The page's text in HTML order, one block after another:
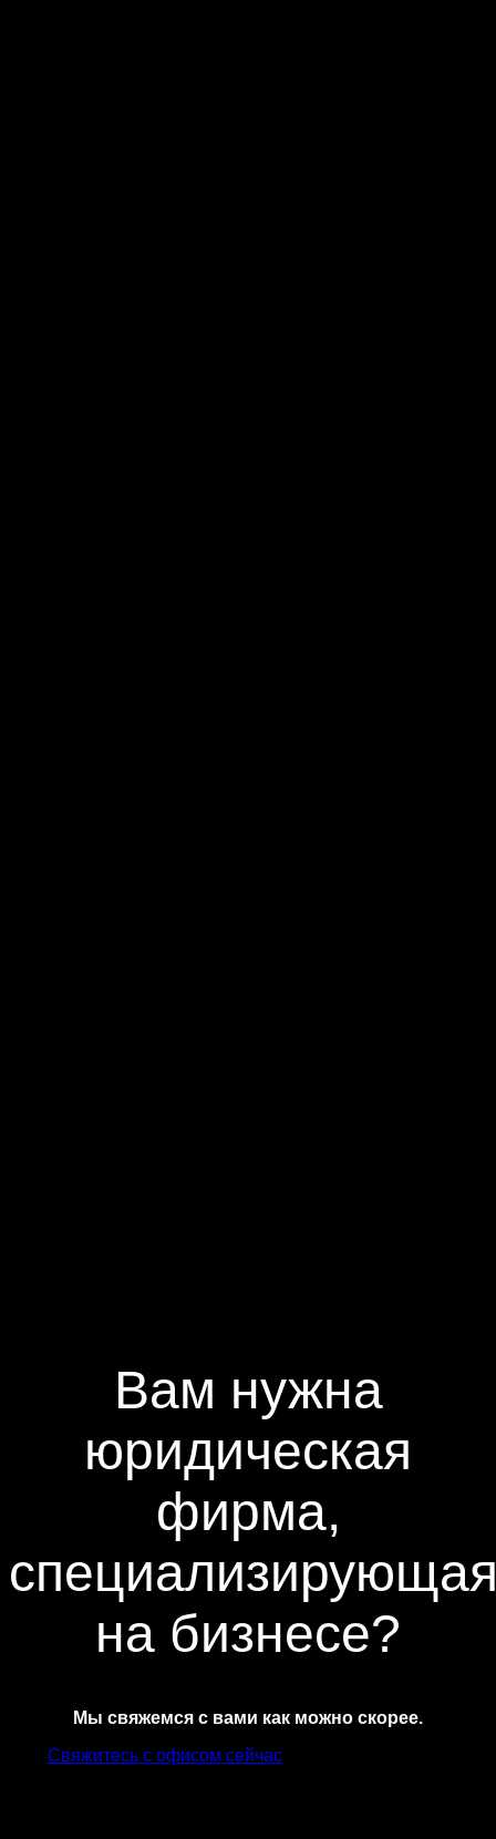
Вам нужна
юридическая
фирма,
на бизнесе?
Мы свяжемся с вами как можно скорее.
Свяжитесь с офисом сейчас